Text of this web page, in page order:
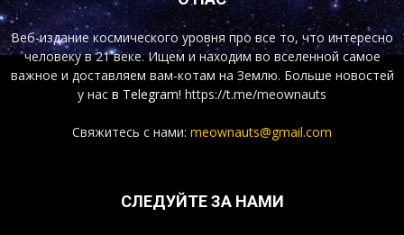
Веб-издание космического уровня про все то, что интересно
человеку в 21 веке. Ищем и находим во вселенной самое
важное и доставляем вам-котам на Землю. Больше новостей
у нас в Telegram! https://t.me/meownauts
Свяжитесь с нами: meownauts@gmail.com
СЛЕДУЙТЕ ЗА НАМИ